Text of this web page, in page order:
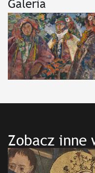
Galeria
Zobacz inne